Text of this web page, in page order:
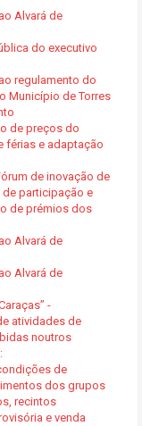
Alvará de
do executivo
regulamento do
Município de Torres
de preços do
férias e adaptação
de inovação de
de participação e
de prémios dos
Alvará de
Alvará de
-
atividades de
noutros
de
dos grupos
recintos
e venda